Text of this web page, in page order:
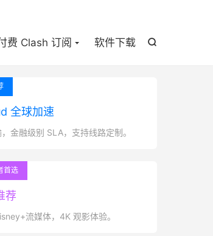

费 Clash 订阅 软件下载
全球加速
金融级别 SLA，支持线路定制。
首选
荐
流媒体，4K 观影体验。